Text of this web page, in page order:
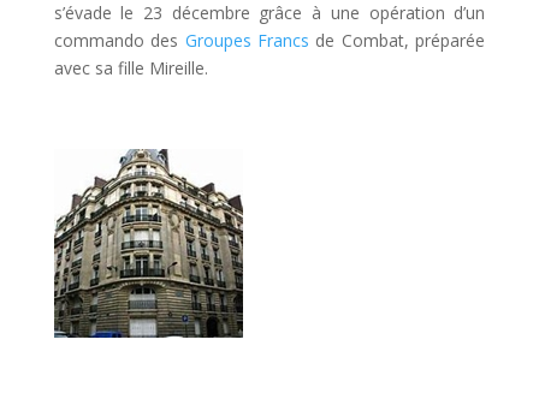
s’évade le 23 décembre grâce à une opération d’un
commando des Groupes Francs de Combat, préparée
avec sa fille Mireille.